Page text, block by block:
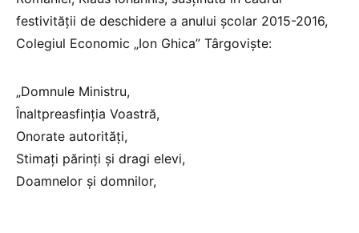
festivităţii de deschidere a anului școlar 2015-2016,
Colegiul Economic „Ion Ghica” Târgoviște:
„Domnule Ministru,
Înaltpreasfinția Voastră,
Onorate autorități,
Stimați părinți și dragi elevi,
Doamnelor și domnilor,